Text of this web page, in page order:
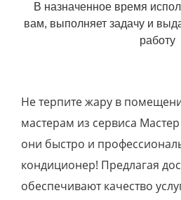
В назначенное время
вам, выполняет задачу и
работу
Не терпите жару в
мастерам из сервиса
они быстро и
кондиционер! Предлагая
обеспечивают качество